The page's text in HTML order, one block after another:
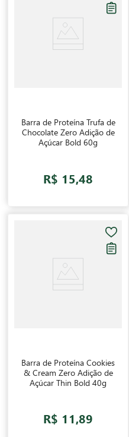
Barra de Proteína Trufa de
Chocolate Zero Adição de
Açúcar Bold 60g
R$ 15,48
Barra de Proteína Cookies
& Cream Zero Adição de
Açúcar Thin Bold 40g
R$ 11,89